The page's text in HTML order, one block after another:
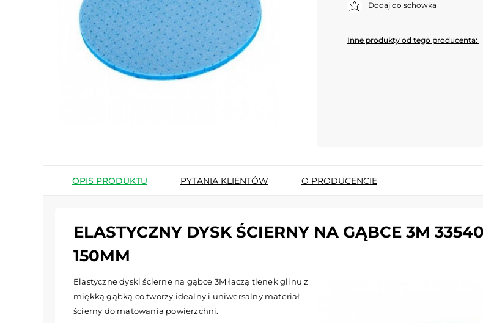
Dodaj do schowka
Inne produkty od tego producenta:
OPIS PRODUKTU PYTANIA KLIENTÓW O PRODUCENCIE
ELASTYCZNY DYSK ŚCIERNY NA GĄBCE 3M
150MM
Elastyczne dyski ścierne na gąbce 3M łączą tlenek glinu z
miękką gąbką co tworzy idealny i uniwersalny materiał
ścierny do matowania powierzchni.